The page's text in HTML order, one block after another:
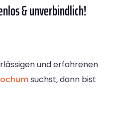
& unverbindlich!
und erfahrenen
suchst, dann bist